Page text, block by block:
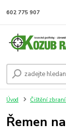
602 775 907
Úvod Čištění zbraní
Řemen